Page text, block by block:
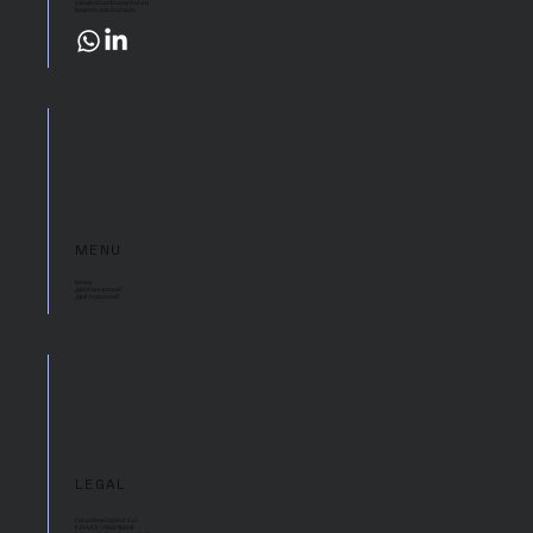
MENU
LEGAL